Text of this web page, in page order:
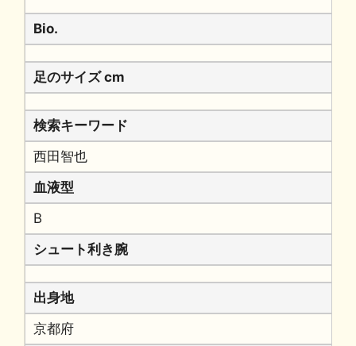
Bio.
足のサイズ cm
検索キーワード
西田智也
血液型
B
シュート利き腕
出身地
京都府